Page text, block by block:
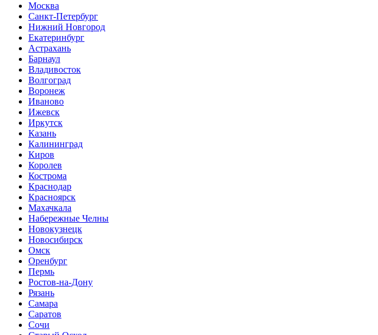
Москва
Санкт-Петербург
Нижний Новгород
Екатеринбург
Астрахань
Барнаул
Владивосток
Волгоград
Воронеж
Иваново
Ижевск
Иркутск
Казань
Калининград
Киров
Королев
Кострома
Краснодар
Красноярск
Махачкала
Набережные Челны
Новокузнецк
Новосибирск
Омск
Оренбург
Пермь
Ростов-на-Дону
Рязань
Самара
Саратов
Сочи